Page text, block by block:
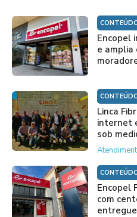
Encopel
e amplia
Linca
internet
sob
Encopel
com